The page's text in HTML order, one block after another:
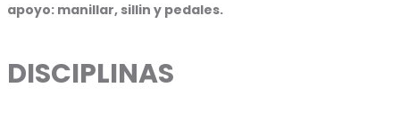
apoyo: manillar, sillin y pedales.
DISCIPLINAS